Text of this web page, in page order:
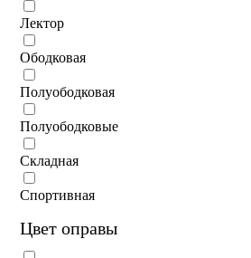
Лектор
Ободковая
Полуободковая
Полуободковые
Складная
Спортивная
Цвет оправы